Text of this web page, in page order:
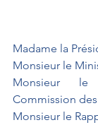
Madame la
Monsieur le
Monsieur
Commission des
Monsieur le